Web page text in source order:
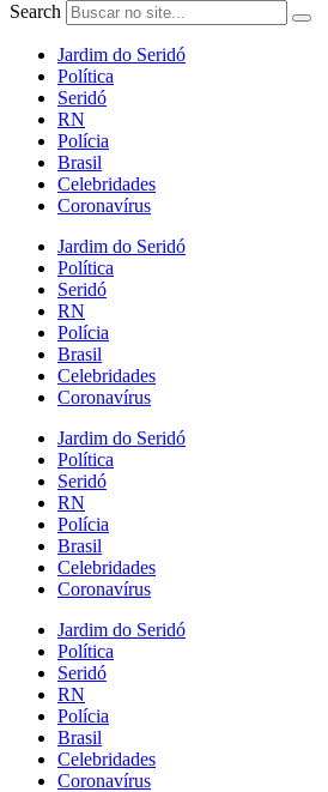
Search
Jardim do Seridó
Política
Seridó
RN
Polícia
Brasil
Celebridades
Coronavírus
Jardim do Seridó
Política
Seridó
RN
Polícia
Brasil
Celebridades
Coronavírus
Jardim do Seridó
Política
Seridó
RN
Polícia
Brasil
Celebridades
Coronavírus
Jardim do Seridó
Política
Seridó
RN
Polícia
Brasil
Celebridades
Coronavírus